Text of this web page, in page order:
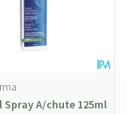
Spray A/chute 125ml